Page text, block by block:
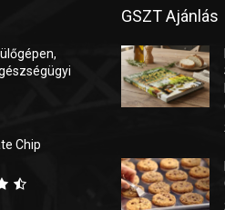
Chip
GSZT Ajánlás